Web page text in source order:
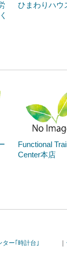
ひまわりハウ
Functional
Center本店
ター｢時計台｣ ｜